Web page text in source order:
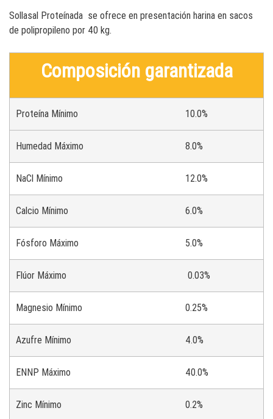
Sollasal Proteínada se ofrece en presentación harina en sacos
de polipropileno por 40 kg.
Composición garantizada
Proteína Mínimo 10.0%
Humedad Máximo 8.0%
NaCl Mínimo 12.0%
Calcio Mínimo 6.0%
Fósforo Máximo 5.0%
Flúor Máximo 0.03%
Magnesio Mínimo 0.25%
Azufre Mínimo 4.0%
ENNP Máximo 40.0%
Zinc Mínimo 0.2%